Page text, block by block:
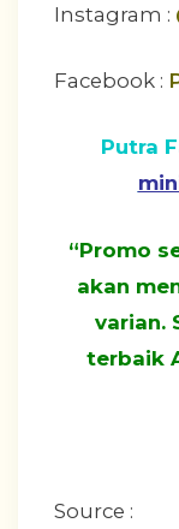
Instagram :
Facebook :
Putra
“Promo
akan
varian.
terbaik
Source :